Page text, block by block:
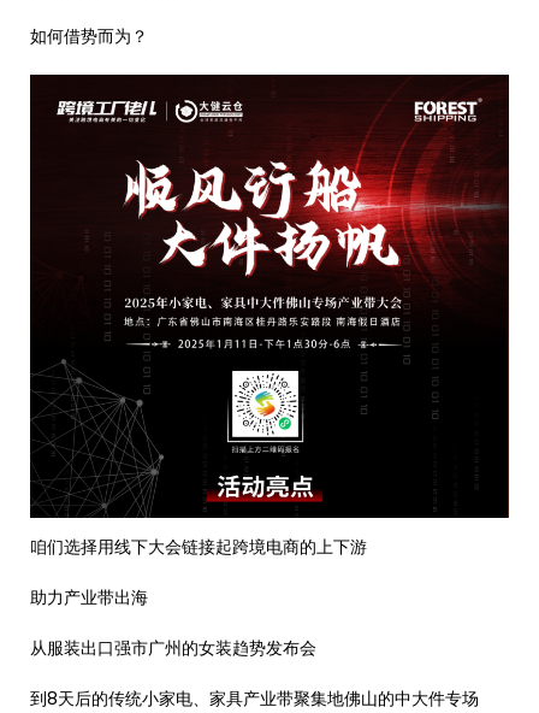
如何借势而为？
咱们选择用线下大会链接起跨境电商的上下游
助力产业带出海
从服装出口强市广州的女装趋势发布会
到8天后的传统小家电、家具产业带聚集地佛山的中大件专场